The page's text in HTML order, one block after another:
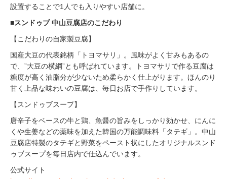
設置することで1人でも入りやすい店舗に。
■スンドゥブ 中山豆腐店のこだわり
【こだわりの自家製豆腐】
国産大豆の代表銘柄「トヨマサリ」。風味がよく甘みもあるの
で、”大豆の横綱”とも呼ばれています。トヨマサリで作る豆腐は
糖度が高く油脂分が少ないため柔らかく仕上がります。ほんのり
甘く上品な味わいの豆腐は、毎日お店で手作りしています。
【スンドゥブスープ】
唐辛子をベースの牛と鶏、魚醤の旨みをしっかり効かせ、にんに
くや生姜などの薬味を加えた韓国の万能調味料「タテギ」。中山
豆腐店特製のタテギと野菜をペースト状にしたオリジナルスンド
ゥブスープを毎日店内で仕込んでいます。
公式サイト